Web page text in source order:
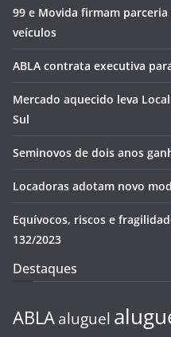
99 e Movida firmam
veículos
ABLA contrata executiva para
Mercado aquecido leva
Sul
Seminovos de dois anos
Locadoras adotam novo
Equívocos, riscos e
132/2023
Destaques
ABLA aluguel